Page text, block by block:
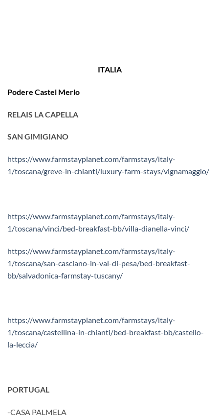
ITALIA
Podere Castel Merlo
RELAIS LA CAPELLA
SAN GIMIGIANO
https://www.farmstayplanet.com/farmstays/italy-
1/toscana/greve-in-chianti/luxury-farm-stays/vignamaggio/
https://www.farmstayplanet.com/farmstays/italy-
1/toscana/vinci/bed-breakfast-bb/villa-dianella-vinci/
https://www.farmstayplanet.com/farmstays/italy-
1/toscana/san-casciano-in-val-di-pesa/bed-breakfast-
bb/salvadonica-farmstay-tuscany/
https://www.farmstayplanet.com/farmstays/italy-
1/toscana/castellina-in-chianti/bed-breakfast-bb/castello-
la-leccia/
PORTUGAL
-CASA PALMELA